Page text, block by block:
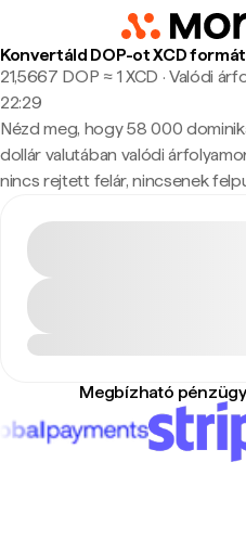
Konvertáld DOP-ot XCD
21,5667 DOP ≈ 1 XCD · Valódi
22:29
Nézd meg, hogy 58 000
dollár valutában valódi
nincs rejtett felár, nincsenek
Megbízható